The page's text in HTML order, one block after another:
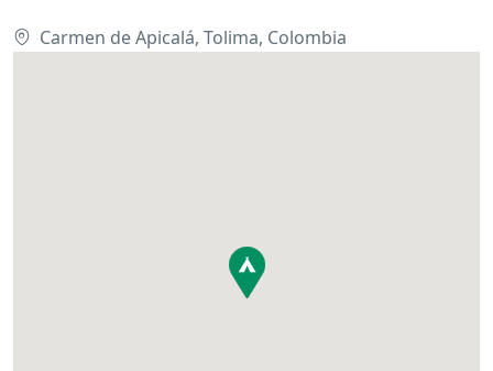
Carmen de Apicalá, Tolima, Colombia